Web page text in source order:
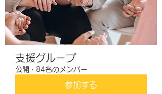
支援グループ
公開 · 84名のメンバー
参加する